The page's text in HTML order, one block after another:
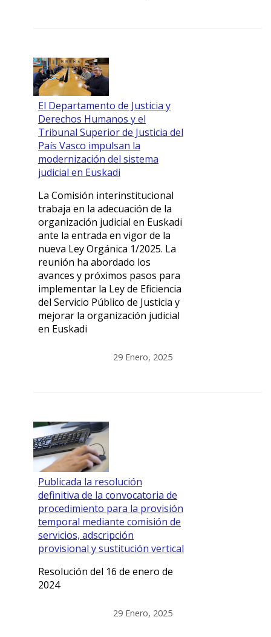
El Departamento de Justicia y
Derechos Humanos y el
Tribunal Superior de Justicia del
País Vasco impulsan la
modernización del sistema
judicial en Euskadi
La Comisión interinstitucional
trabaja en la adecuación de la
organización judicial en Euskadi
ante la entrada en vigor de la
nueva Ley Orgánica 1/2025. La
reunión ha abordado los
avances y próximos pasos para
implementar la Ley de Eficiencia
del Servicio Público de Justicia y
mejorar la organización judicial
en Euskadi
29 Enero, 2025
Publicada la resolución
definitiva de la convocatoria de
procedimiento para la provisión
temporal mediante comisión de
servicios, adscripción
provisional y sustitución vertical
Resolución del 16 de enero de
2024
29 Enero, 2025